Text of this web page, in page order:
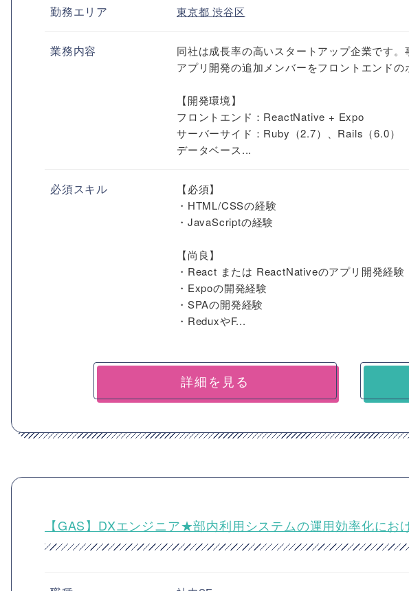
勤務エリア 東京都渋谷区
業務内容
同社は成長率の高いスタートアップ企業です
アプリ開発の追加メンバーをフロントエンドの
【開発環境】
フロントエンド：ReactNative + Expo
サーバーサイド：Ruby（2.7）、Rails（6.0）
データベース...
必須スキル
【必須】
・HTML/CSSの経験
・JavaScriptの経験
【尚良】
・React または ReactNativeのアプリ開発経験
・Expoの開発経験
・SPAの開発経験
・ReduxやF...
詳細を見る
【GAS】DXエンジニア★部内利用システムの運用効率化にお